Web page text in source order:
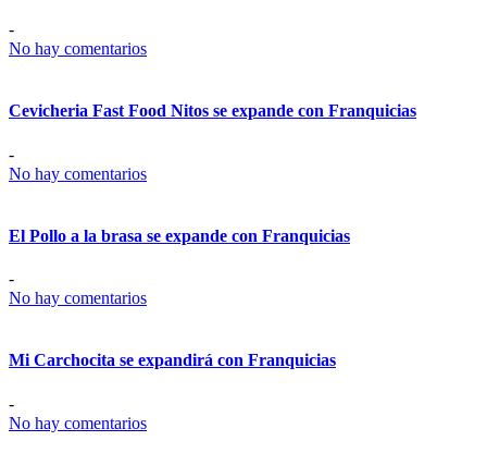
-
No hay comentarios
Cevicheria Fast Food Nitos se expande con Franquicias
-
No hay comentarios
El Pollo a la brasa se expande con Franquicias
-
No hay comentarios
Mi Carchocita se expandirá con Franquicias
-
No hay comentarios